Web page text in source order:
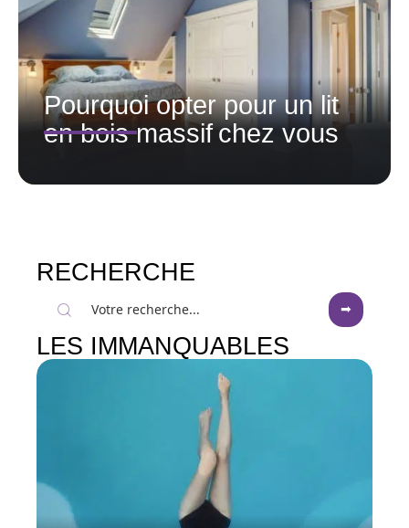
Pourquoi opter pour un lit
en bois massif chez vous
RECHERCHE
LES IMMANQUABLES